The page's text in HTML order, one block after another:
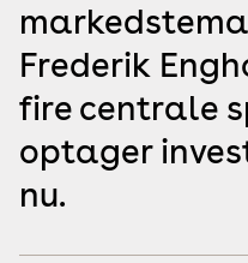
Frederik
fire centrale
optager
nu.